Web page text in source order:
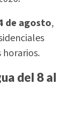
de agosto,
del 8 al